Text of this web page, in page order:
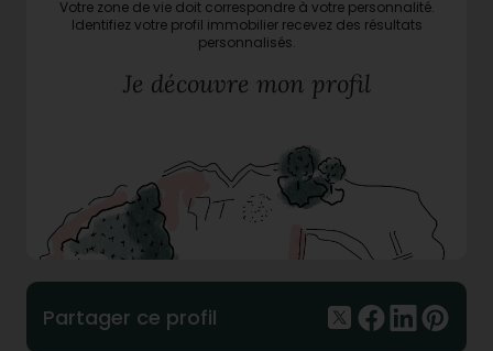
Votre zone de vie doit correspondre à votre personnalité.
Identifiez votre profil immobilier recevez des résultats
personnalisés.
Je découvre mon profil
Partager ce profil